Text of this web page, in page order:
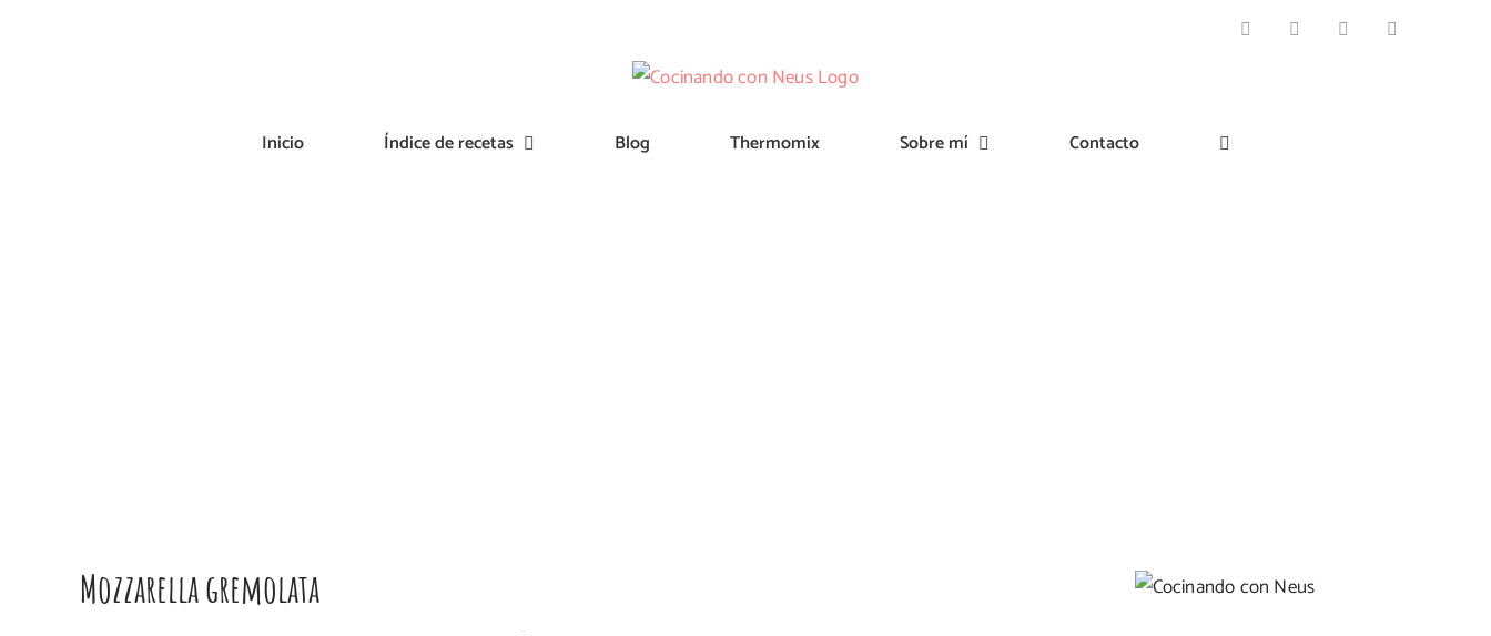
FacebookInstagramPinterest
Inicio Índice de recetas Blog Thermomix Sobre mí Contacto
Mozzarella gremolata